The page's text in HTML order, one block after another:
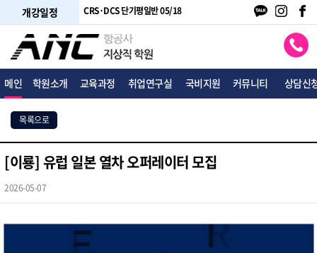
개강일정
기주말반 05/10 CRS·DCS 단기평일반 05/18 여행사 토파스 05/18
메인 학원소개 교육과정 취업연구실 국비지원 커뮤니티 상담신
목록으로
[이룡] 유럽 일본 열차 오퍼레이터 모집
2026-05-07